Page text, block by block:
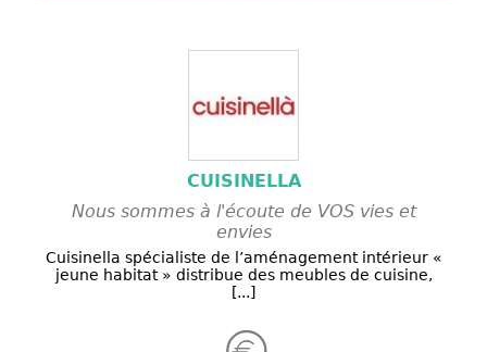
CUISINELLA
Nous sommes à l'écoute de VOS vies et
envies
Cuisinella spécialiste de l’aménagement intérieur «
jeune habitat » distribue des meubles de cuisine,
[...]